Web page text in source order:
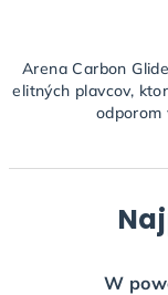
Arena Carbon
elitných plavcov,
odporom
W